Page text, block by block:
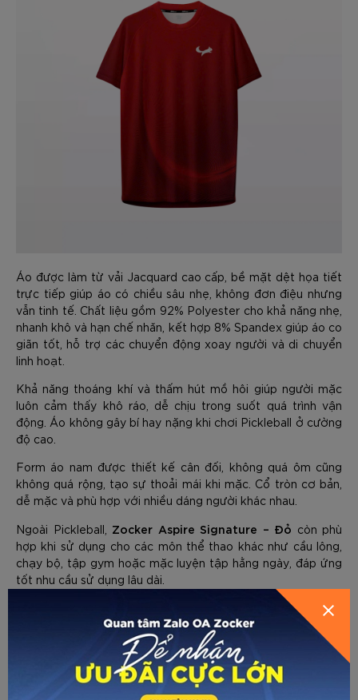
Áo được làm từ vải Jacquard cao cấp, bề mặt dệt họa tiết
trực tiếp giúp áo có chiều sâu nhẹ, không đơn điệu nhưng
vẫn tinh tế. Chất liệu gồm 92% Polyester cho khả năng nhẹ,
nhanh khô và hạn chế nhăn, kết hợp 8% Spandex giúp áo co
giãn tốt, hỗ trợ các chuyển động xoay người và di chuyển
linh hoạt.
Khả năng thoáng khí và thấm hút mồ hôi giúp người mặc
luôn cảm thấy khô ráo, dễ chịu trong suốt quá trình vận
động. Áo không gây bí hay nặng khi chơi Pickleball ở cường
độ cao.
Form áo nam được thiết kế cân đối, không quá ôm cũng
không quá rộng, tạo sự thoải mái khi mặc. Cổ tròn cơ bản,
dễ mặc và phù hợp với nhiều dáng người khác nhau.
Ngoài Pickleball, Zocker Aspire Signature – Đỏ còn phù
hợp khi sử dụng cho các môn thể thao khác như cầu lông,
chạy bộ, tập gym hoặc mặc luyện tập hằng ngày, đáp ứng
tốt nhu cầu sử dụng lâu dài.
THÔNG SỐ KỸ THUẬT VÀ BẢO HÀNH
HƯỚNG DẪN CHỌN SIZE
GỬI THÔNG TIN ĐỂ ZOCKER TƯ